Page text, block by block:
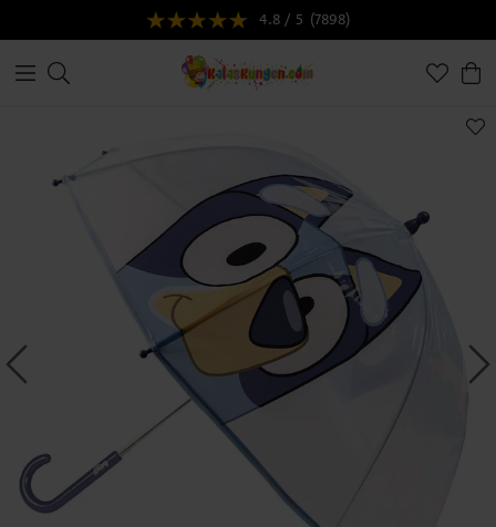
4.8 / 5 (7898)